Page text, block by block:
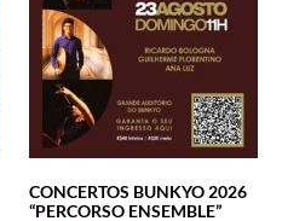
CONCERTOS BUNKYO 2026
“PERCORSO ENSEMBLE”